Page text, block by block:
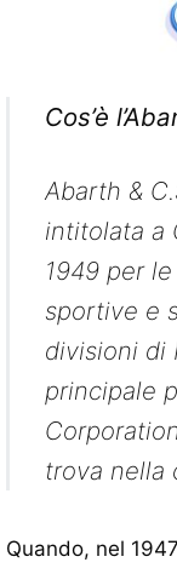
Cos’è
Abarth &
intitolata a
1949 per
sportive e
divisioni di
principale
trova nella
Quando, nel